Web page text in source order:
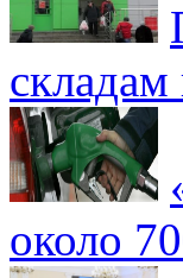
складам
около